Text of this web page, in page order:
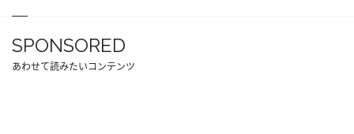
SPONSORED
あわせて読みたいコンテンツ